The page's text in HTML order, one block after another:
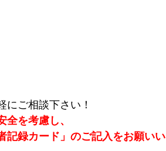
ご相談下さい！
を考慮し、
録カード」のご記入をお願いい